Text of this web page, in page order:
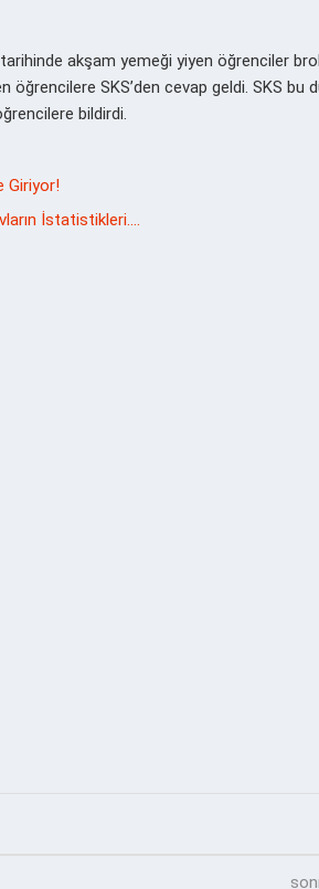
akşam yemeği yiyen öğrenciler
SKS’den cevap geldi. SKS bu
bildirdi.
Giriyor!
İstatistikleri….